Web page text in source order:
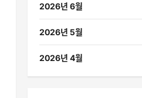
2026년 6월
2026년 5월
2026년 4월